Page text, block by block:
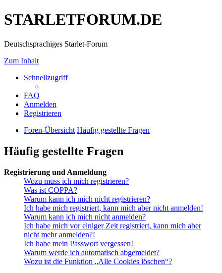
STARLETFORUM.DE
Deutschsprachiges Starlet-Forum
Zum Inhalt
Schnellzugriff
FAQ
Anmelden
Registrieren
Foren-Übersicht Häufig gestellte Fragen
Häufig gestellte Fragen
Registrierung und Anmeldung
Wozu muss ich mich registrieren?
Was ist COPPA?
Warum kann ich mich nicht registrieren?
Ich habe mich registriert, kann mich aber nicht anmelden!
Warum kann ich mich nicht anmelden?
Ich habe mich vor einiger Zeit registriert, kann mich aber
nicht mehr anmelden?!
Ich habe mein Passwort vergessen!
Warum werde ich automatisch abgemeldet?
Wozu ist die Funktion „Alle Cookies löschen“?